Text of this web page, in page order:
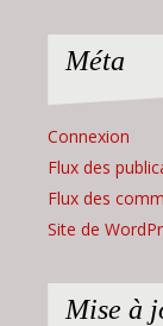
Méta
Connexion
Flux des
Flux des
Site de
Mise à